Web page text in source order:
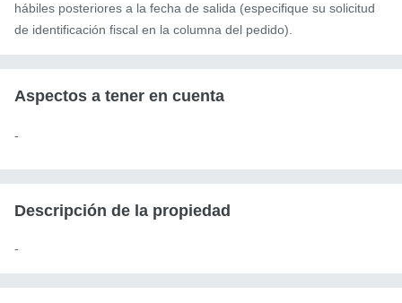
hábiles posteriores a la fecha de salida (especifique su solicitud
de identificación fiscal en la columna del pedido).
Aspectos a tener en cuenta
-
Descripción de la propiedad
-